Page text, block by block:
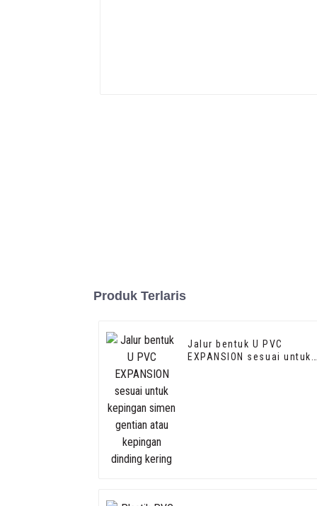
Produk Terlaris
Jalur bentuk U PVC
EXPANSION sesuai untuk